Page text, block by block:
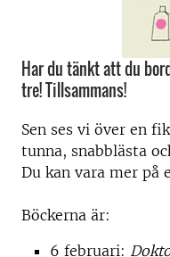
Har du tänkt att du
tre! Tillsammans!
Sen ses vi över en
tunna, snabblästa
Du kan vara mer på
Böckerna är:
6 februari: